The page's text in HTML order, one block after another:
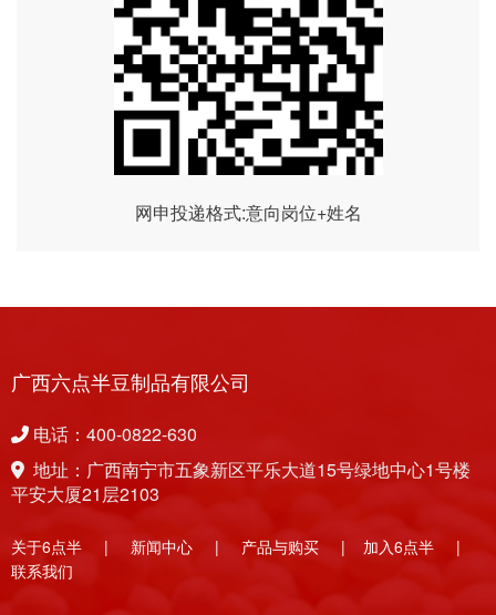
网申投递格式:意向岗位+姓名
广西六点半豆制品有限公司
电话：400-0822-630
地址：广西南宁市五象新区平乐大道15号绿地中心1号楼
平安大厦21层2103
关于6点半 | 新闻中心 | 产品与购买 | 加入6点半 |
联系我们